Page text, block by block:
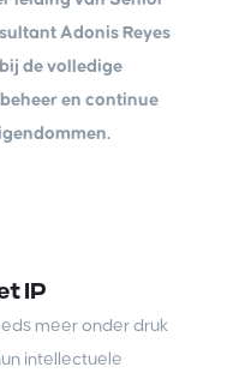
Adonis Reyes
de volledige
en continue
IP
meer onder druk
intellectuele